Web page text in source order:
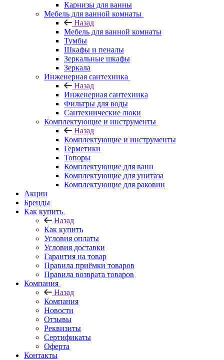
Карнизы для ванны
Мебель для ванной комнаты
Назад
Мебель для ванной комнаты
Тумбы
Шкафы и пеналы
Зеркальные шкафы
Зеркала
Инженерная сантехника
Назад
Инженерная сантехника
Фильтры для воды
Сантехнические люки
Комплектующие и инструменты
Назад
Комплектующие и инструменты
Герметики
Топоры
Комплектующие для ванн
Комплектующие для унитаза
Комплектующие для раковин
Акции
Бренды
Как купить
Назад
Как купить
Условия оплаты
Условия доставки
Гарантия на товар
Правила приёмки товаров
Правила возврата товаров
Компания
Назад
Компания
Новости
Отзывы
Реквизиты
Сертификаты
Оферта
Контакты